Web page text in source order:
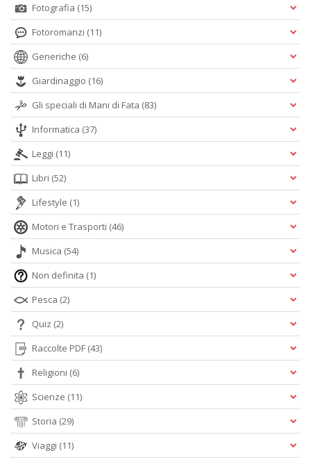
Fotografia (15)
Fotoromanzi (11)
Generiche (6)
Giardinaggio (16)
Gli speciali di Mani di Fata (83)
Informatica (37)
Leggi (11)
Libri (52)
Lifestyle (1)
Motori e Trasporti (46)
Musica (54)
Non definita (1)
Pesca (2)
Quiz (2)
Raccolte PDF (43)
Religioni (6)
Scienze (11)
Storia (29)
Viaggi (11)